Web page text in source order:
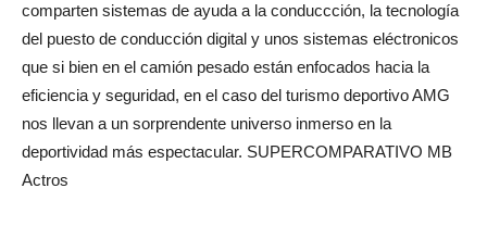
comparten sistemas de ayuda a la conduccción, la tecnología
del puesto de conducción digital y unos sistemas eléctronicos
que si bien en el camión pesado están enfocados hacia la
eficiencia y seguridad, en el caso del turismo deportivo AMG
nos llevan a un sorprendente universo inmerso en la
deportividad más espectacular. SUPERCOMPARATIVO MB
Actros